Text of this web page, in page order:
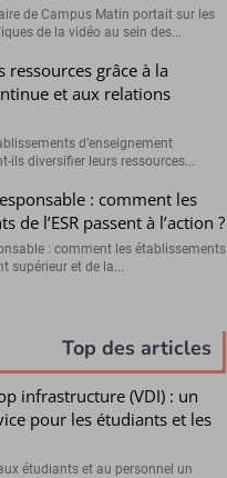
de Campus Matin portait sur les
de la vidéo au sein des...
ressources grâce à la
et aux relations
d’enseignement
ils diversifier leurs ressources...
: comment les
de l’ESR passent à l’action ?
: comment les établissements
supérieur et de la...
Top des articles
infrastructure (VDI) : un
pour les étudiants et les
étudiants et au personnel un